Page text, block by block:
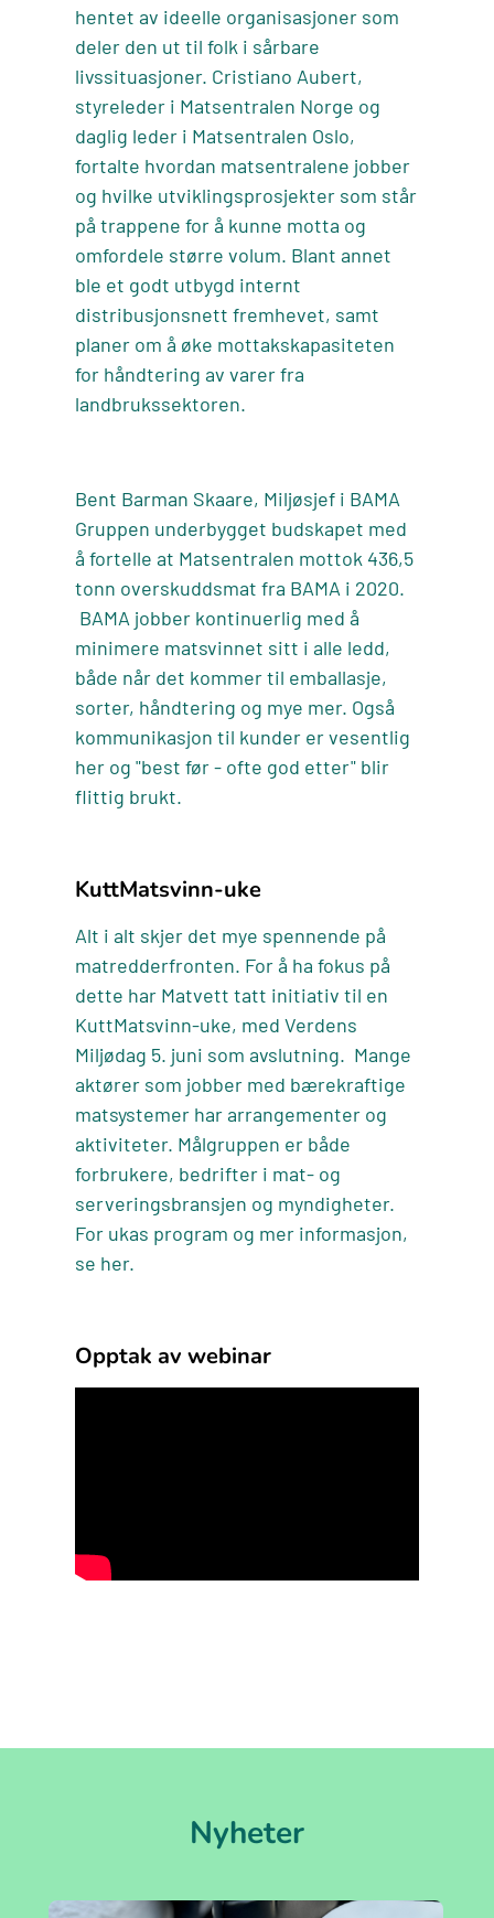
hentet av ideelle organisasjoner som
deler den ut til folk i sårbare
livssituasjoner. Cristiano Aubert,
styreleder i Matsentralen Norge og
daglig leder i Matsentralen Oslo,
fortalte hvordan matsentralene jobber
og hvilke utviklingsprosjekter som står
på trappene for å kunne motta og
omfordele større volum. Blant annet
ble et godt utbygd internt
distribusjonsnett fremhevet, samt
planer om å øke mottakskapasiteten
for håndtering av varer fra
landbrukssektoren.
Bent Barman Skaare, Miljøsjef i BAMA
Gruppen underbygget budskapet med
å fortelle at Matsentralen mottok 436,5
tonn overskuddsmat fra BAMA i 2020.
BAMA jobber kontinuerlig med å
minimere matsvinnet sitt i alle ledd,
både når det kommer til emballasje,
sorter, håndtering og mye mer. Også
kommunikasjon til kunder er vesentlig
her og "best før - ofte god etter" blir
flittig brukt.
KuttMatsvinn-uke
Alt i alt skjer det mye spennende på
matredderfronten. For å ha fokus på
dette har Matvett tatt initiativ til en
KuttMatsvinn-uke, med Verdens
Miljødag 5. juni som avslutning. Mange
aktører som jobber med bærekraftige
matsystemer har arrangementer og
aktiviteter. Målgruppen er både
forbrukere, bedrifter i mat- og
serveringsbransjen og myndigheter.
For ukas program og mer informasjon,
se her.
Opptak av webinar
Nyheter